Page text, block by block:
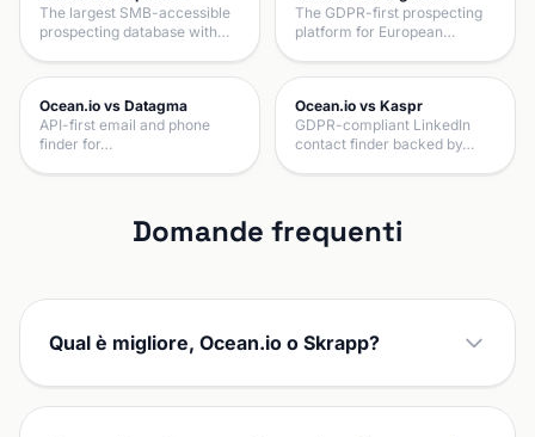
The largest SMB-accessible
prospecting database with…
The GDPR-first prospecting
platform for European…
Ocean.io vs Datagma
API-first email and phone
finder for…
Ocean.io vs Kaspr
GDPR-compliant LinkedIn
contact finder backed by…
Domande frequenti
Qual è migliore, Ocean.io o Skrapp?